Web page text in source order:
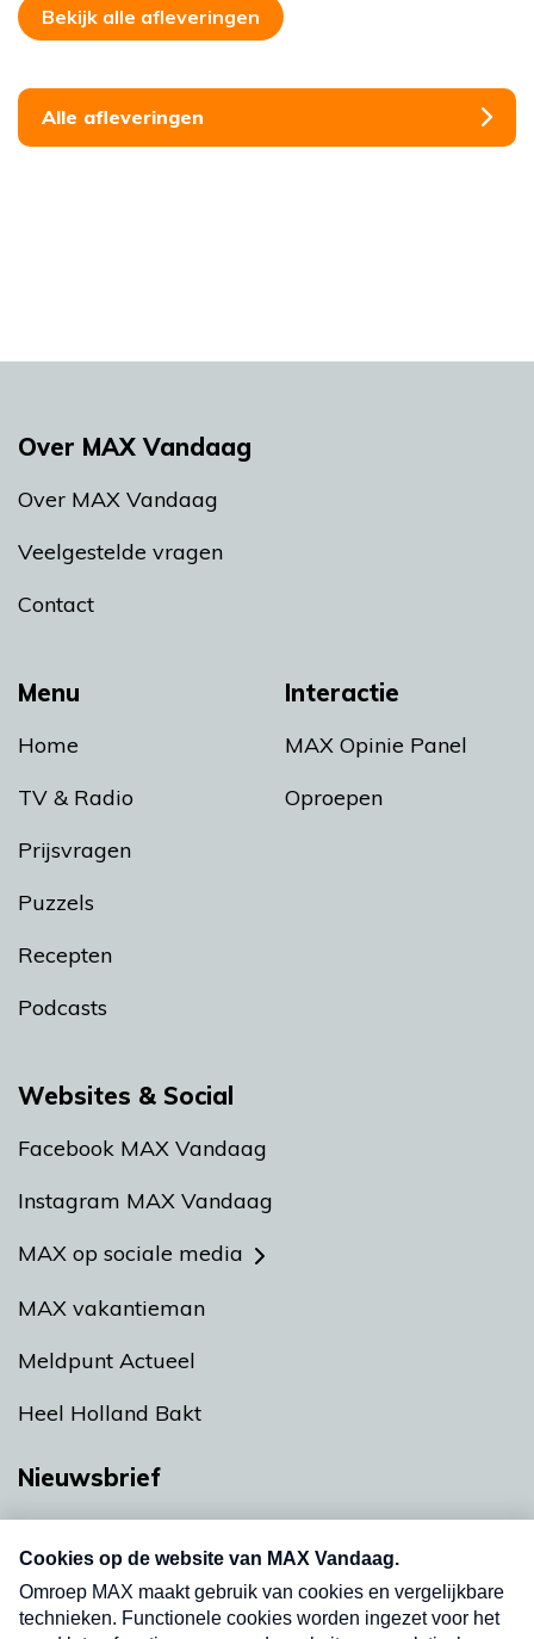
Bekijk alle afleveringen
Alle afleveringen
Menu
Home
TV & Radio
Prijsvragen
Puzzels
Recepten
Podcasts
Interactie
MAX Opinie Panel
Oproepen
Over MAX Vandaag
Over MAX Vandaag
Veelgestelde vragen
Contact
Websites & Social
Facebook MAX Vandaag
Instagram MAX Vandaag
MAX op sociale media
MAX vakantieman
Meldpunt Actueel
Heel Holland Bakt
Nieuwsbrief
nieuwsbrief. Elke vrijdag- en dinsdagochtend in
uw mailbox.